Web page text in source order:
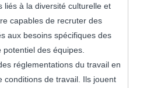
liés à la diversité culturelle et
capables de recruter des
aux besoins spécifiques des
des équipes.
réglementations du travail en
conditions de travail. Ils jouent